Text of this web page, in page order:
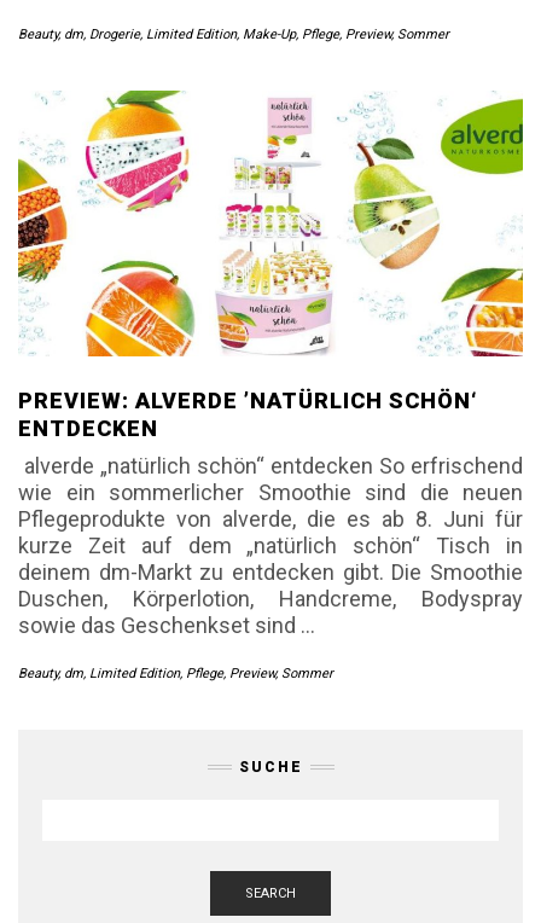
Beauty, dm, Drogerie, Limited Edition, Make-Up, Pflege, Preview, Sommer
PREVIEW: ALVERDE ’NATÜRLICH SCHÖN‘
ENTDECKEN
alverde „natürlich schön“ entdecken So erfrischend
wie ein sommerlicher Smoothie sind die neuen
Pflegeprodukte von alverde, die es ab 8. Juni für
kurze Zeit auf dem „natürlich schön“ Tisch in
deinem dm-Markt zu entdecken gibt. Die Smoothie
Duschen, Körperlotion, Handcreme, Bodyspray
sowie das Geschenkset sind …
Beauty, dm, Limited Edition, Pflege, Preview, Sommer
SUCHE
SEARCH